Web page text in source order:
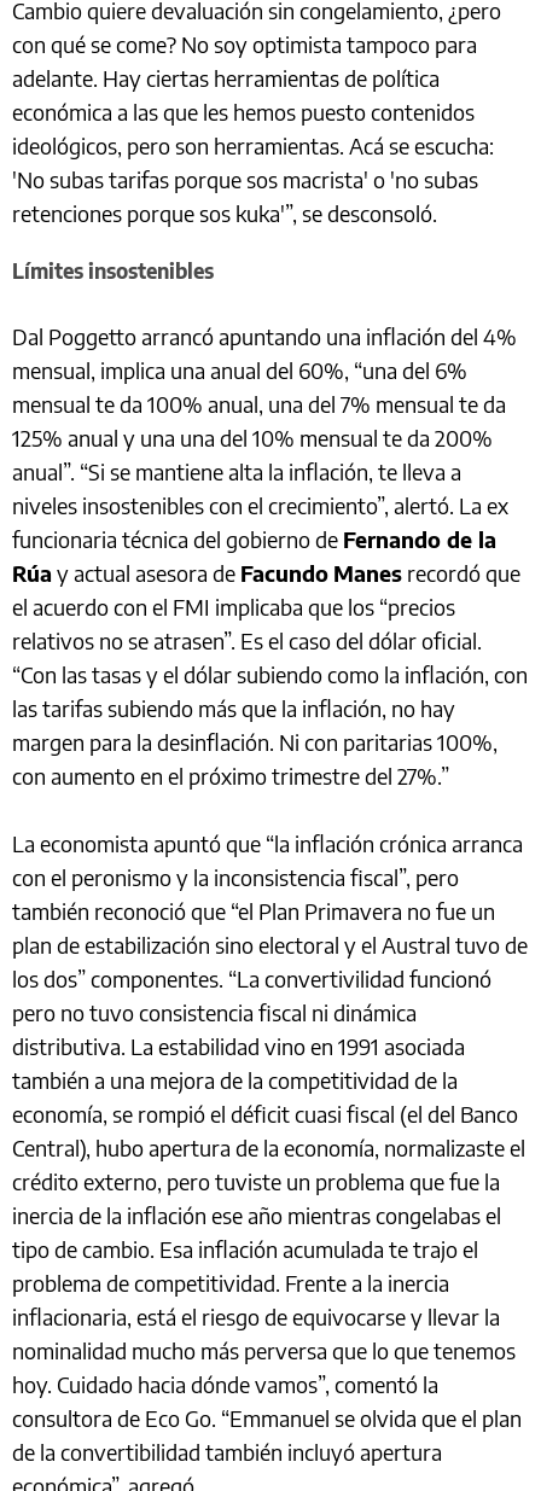
Cambio quiere devaluación sin congelamiento, ¿pero
con qué se come? No soy optimista tampoco para
adelante. Hay ciertas herramientas de política
económica a las que les hemos puesto contenidos
ideológicos, pero son herramientas. Acá se escucha:
'No subas tarifas porque sos macrista' o 'no subas
retenciones porque sos kuka'”, se desconsoló.
Límites insostenibles
Dal Poggetto arrancó apuntando una inflación del 4%
mensual, implica una anual del 60%, “una del 6%
mensual te da 100% anual, una del 7% mensual te da
125% anual y una una del 10% mensual te da 200%
anual”. “Si se mantiene alta la inflación, te lleva a
niveles insostenibles con el crecimiento”, alertó. La ex
funcionaria técnica del gobierno de Fernando de la
Rúa y actual asesora de Facundo Manes recordó que
el acuerdo con el FMI implicaba que los “precios
relativos no se atrasen”. Es el caso del dólar oficial.
“Con las tasas y el dólar subiendo como la inflación, con
las tarifas subiendo más que la inflación, no hay
margen para la desinflación. Ni con paritarias 100%,
con aumento en el próximo trimestre del 27%.”
La economista apuntó que “la inflación crónica arranca
con el peronismo y la inconsistencia fiscal”, pero
también reconoció que “el Plan Primavera no fue un
plan de estabilización sino electoral y el Austral tuvo de
los dos” componentes. “La convertivilidad funcionó
pero no tuvo consistencia fiscal ni dinámica
distributiva. La estabilidad vino en 1991 asociada
también a una mejora de la competitividad de la
economía, se rompió el déficit cuasi fiscal (el del Banco
Central), hubo apertura de la economía, normalizaste el
crédito externo, pero tuviste un problema que fue la
inercia de la inflación ese año mientras congelabas el
tipo de cambio. Esa inflación acumulada te trajo el
problema de competitividad. Frente a la inercia
inflacionaria, está el riesgo de equivocarse y llevar la
nominalidad mucho más perversa que lo que tenemos
hoy. Cuidado hacia dónde vamos”, comentó la
consultora de Eco Go. “Emmanuel se olvida que el plan
de la convertibilidad también incluyó apertura
económica”, agregó.